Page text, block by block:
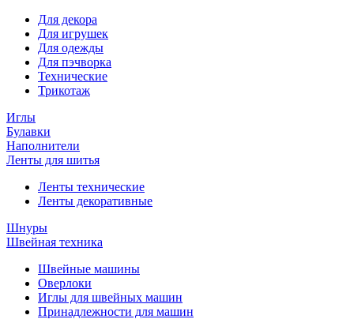
Для декора
Для игрушек
Для одежды
Для пэчворка
Технические
Трикотаж
Иглы
Булавки
Наполнители
Ленты для шитья
Ленты технические
Ленты декоративные
Шнуры
Швейная техника
Швейные машины
Оверлоки
Иглы для швейных машин
Принадлежности для машин